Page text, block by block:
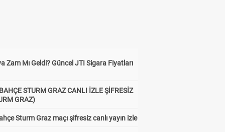
Zam Mı Geldi? Güncel JTI Sigara Fiyatları
STURM GRAZ CANLI İZLE ŞİFRESİZ
GRAZ)
Sturm Graz maçı şifresiz canlı yayın izle